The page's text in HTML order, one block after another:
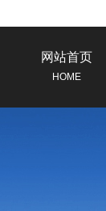
网站首页
HOME